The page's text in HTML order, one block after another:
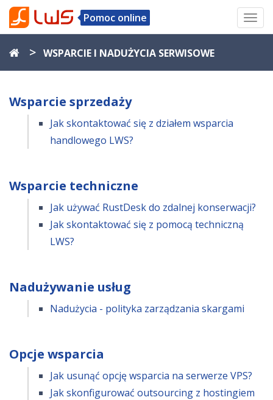
Pomoc online
> WSPARCIE I NADUŻYCIA SERWISOWE
Wsparcie sprzedaży
Jak skontaktować się z działem wsparcia
handlowego LWS?
Wsparcie techniczne
Jak używać RustDesk do zdalnej konserwacji?
Jak skontaktować się z pomocą techniczną
LWS?
Nadużywanie usług
Nadużycia - polityka zarządzania skargami
Opcje wsparcia
Jak usunąć opcję wsparcia na serwerze VPS?
Jak skonfigurować outsourcing z hostingiem